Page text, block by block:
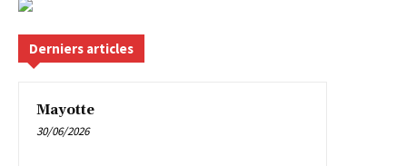
Derniers articles
Mayotte
30/06/2026